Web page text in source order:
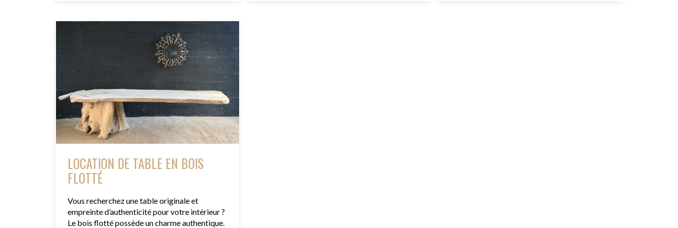
LOCATION DE TABLE EN BOIS
FLOTTÉ
Vous recherchez une table originale et
empreinte d’authenticité pour votre intérieur ?
Le bois flotté possède un charme authentique.